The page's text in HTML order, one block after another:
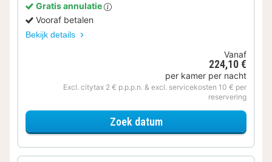
Gratis annulatie
Vooraf betalen
Bekijk details
Vanaf
224,10 €
per kamer per nacht
Excl. citytax 2 € p.p.p.n. & excl. servicekosten 10 € per
reservering
Zoek datumvoor Verblijf & Diner